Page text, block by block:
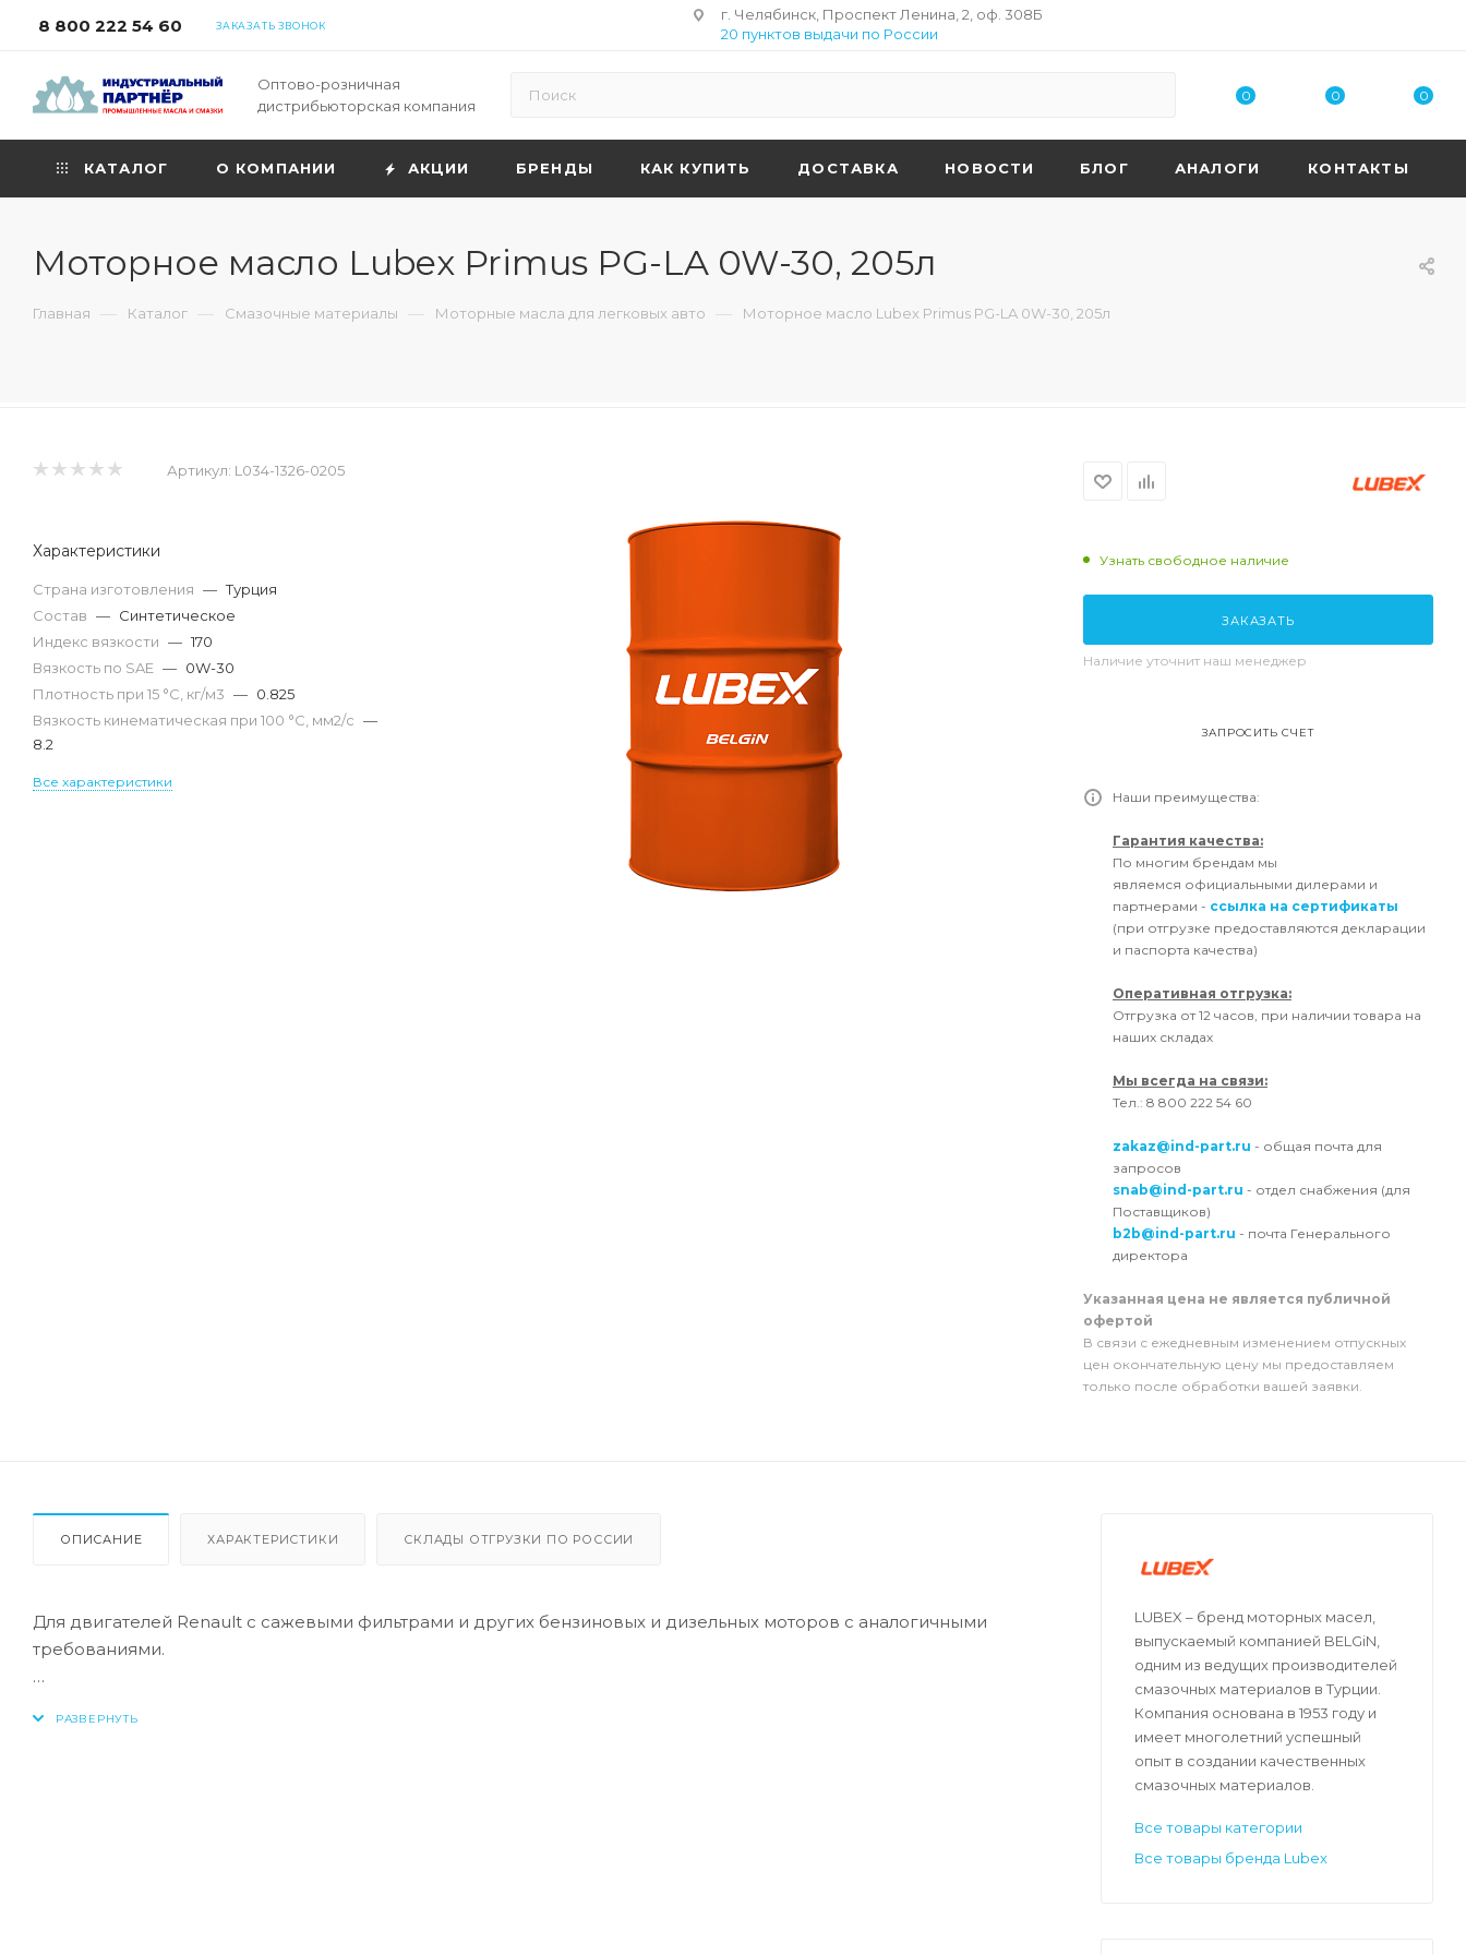
8 800 222 54 60 ЗАКАЗАТЬ ЗВОНОК
г. Челябинск, Проспект Ленина, 2, оф. 308Б
20 пунктов выдачи по России
Оптово-розничная
дистрибьюторская компания
0 0 0
КАТАЛОГ О КОМПАНИИ АКЦИИ БРЕНДЫ КАК КУПИТЬ ДОСТАВКА НОВОСТИ БЛОГ АНАЛОГИ КОНТАКТЫ
Моторное масло Lubex Primus PG-LA 0W-30, 205л
Главная — Каталог — Смазочные материалы — Моторные масла для легковых авто — Моторное масло Lubex Primus PG-LA 0W-30, 205л
Артикул: L034-1326-0205
Характеристики
Страна изготовления — Турция
Состав — Синтетическое
Индекс вязкости — 170
Вязкость по SAE — 0W-30
Плотность при 15 °С, кг/м3 — 0.825
Вязкость кинематическая при 100 °С, мм2/с —
8.2
Все характеристики
Узнать свободное наличие
ЗАКАЗАТЬ
Наличие уточнит наш менеджер
ЗАПРОСИТЬ СЧЕТ
Наши преимущества:
Гарантия качества:
По многим брендам мы
являемся официальными дилерами и
партнерами - ссылка на сертификаты
(при отгрузке предоставляются декларации
и паспорта качества)
Оперативная отгрузка:
Отгрузка от 12 часов, при наличии товара на
наших складах
Мы всегда на связи:
Тел.: 8 800 222 54 60
zakaz@ind-part.ru - общая почта для
запросов
snab@ind-part.ru - отдел снабжения (для
Поставщиков)
b2b@ind-part.ru - почта Генерального
директора
Указанная цена не является публичной
офертой
В связи с ежедневным изменением отпускных
цен окончательную цену мы предоставляем
только после обработки вашей заявки.
ОПИСАНИЕ ХАРАКТЕРИСТИКИ СКЛАДЫ ОТГРУЗКИ ПО РОССИИ
Для двигателей Renault с сажевыми фильтрами и других бензиновых и дизельных моторов с аналогичными
требованиями.
LUBEX – бренд моторных масел,
выпускаемый компанией BELGiN,
одним из ведущих производителей
смазочных материалов в Турции.
Компания основана в 1953 году и
имеет многолетний успешный
опыт в создании качественных
смазочных материалов.
Все товары категории
Все товары бренда Lubex